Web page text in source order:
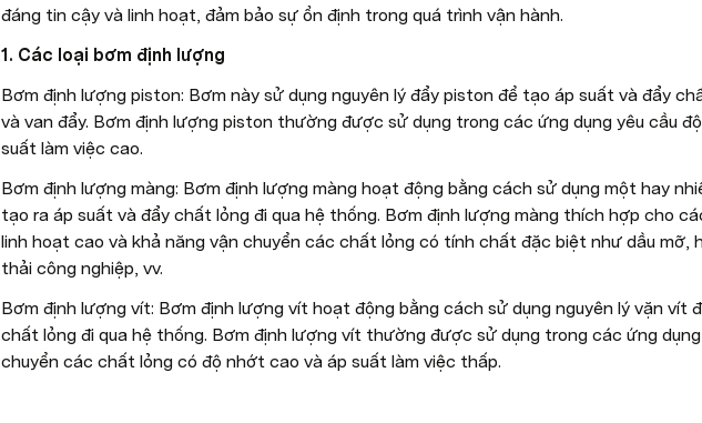
đáng tin cậy và linh hoạt, đảm bảo sự ổn định trong quá trình vận hành.
1. Các loại bơm định lượng
Bơm định lượng piston: Bơm này sử dụng nguyên lý đẩy piston để tạo áp suất và đẩy
và van đẩy. Bơm định lượng piston thường được sử dụng trong các ứng dụng yêu cầu
suất làm việc cao.
Bơm định lượng màng: Bơm định lượng màng hoạt động bằng cách sử dụng một hay
tạo ra áp suất và đẩy chất lỏng đi qua hệ thống. Bơm định lượng màng thích hợp cho
linh hoạt cao và khả năng vận chuyển các chất lỏng có tính chất đặc biệt như dầu mỡ,
thải công nghiệp, vv.
Bơm định lượng vít: Bơm định lượng vít hoạt động bằng cách sử dụng nguyên lý vặn vít
chất lỏng đi qua hệ thống. Bơm định lượng vít thường được sử dụng trong các ứng
chuyển các chất lỏng có độ nhớt cao và áp suất làm việc thấp.